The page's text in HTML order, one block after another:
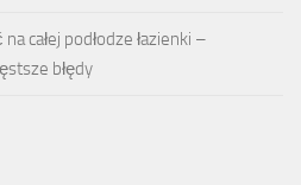
całej podłodze łazienki –
błędy